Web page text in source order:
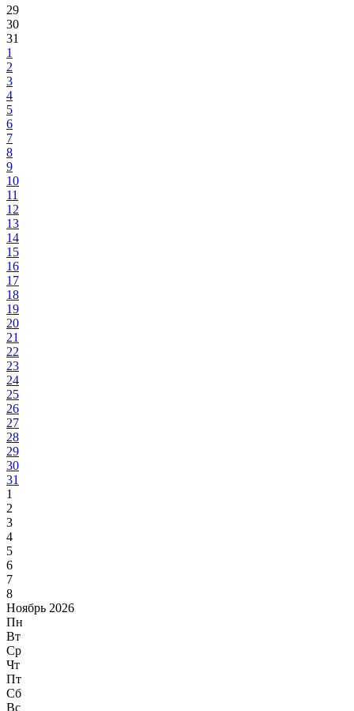
29
30
31
1
2
3
4
5
6
7
8
9
10
11
12
13
14
15
16
17
18
19
20
21
22
23
24
25
26
27
28
29
30
31
1
2
3
4
5
6
7
8
Ноябрь 2026
Пн
Вт
Ср
Чт
Пт
Сб
Вс